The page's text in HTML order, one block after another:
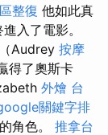
整復 他如此真
入了電影。
Audrey 按摩
得了奧斯卡
外燴 台
關鍵字排
角色。 推拿台